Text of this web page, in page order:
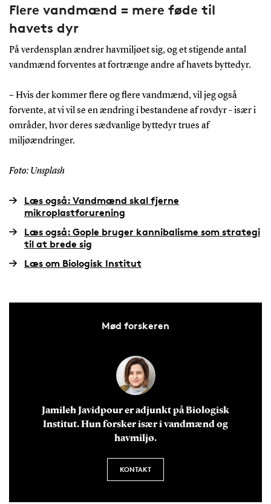
Flere vandmænd = mere føde til
havets dyr
På verdensplan ændrer havmiljøet sig, og et stigende antal
vandmænd forventes at fortrænge andre af havets byttedyr.
– Hvis der kommer flere og flere vandmænd, vil jeg også
forvente, at vi vil se en ændring i bestandene af rovdyr - især i
områder, hvor deres sædvanlige byttedyr trues af
miljøændringer.
Foto: Unsplash
Læs også: Vandmænd skal fjerne
mikroplastforurening
Læs også: Gople bruger kannibalisme som strategi
til at brede sig
Læs om Biologisk Institut
Mød forskeren
Jamileh Javidpour er adjunkt på Biologisk
Institut. Hun forsker især i vandmænd og
havmiljø.
KONTAKT